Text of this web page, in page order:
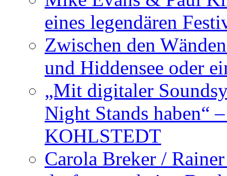
eines legendären
Zwischen den
und Hiddensee oder
„Mit digitaler
Night Stands haben“
KOHLSTEDT
Carola Breker /